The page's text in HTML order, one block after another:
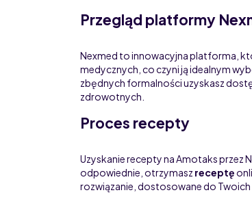
Przegląd platformy
Nexmed to innowacyjna platforma,
medycznych, co czyni ją idealnym
zbędnych formalności uzyskasz
zdrowotnych.
Proces recepty
Uzyskanie recepty na Amotaks przez
odpowiednie, otrzymasz receptę
rozwiązanie, dostosowane do